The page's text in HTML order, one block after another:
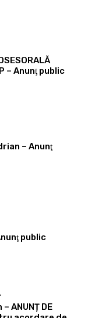
– Anunţ public
– Anunţ
public
ANUNȚ DE